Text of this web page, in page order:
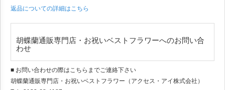
返品についての詳細はこちら
胡蝶蘭通販専門店・お祝いベストフラワーへのお問い合
わせ
■ お問い合わせの際はこちらまでご連絡下さい
胡蝶蘭通販専門店・お祝いベストフラワー（アクセス・アイ株式会社）